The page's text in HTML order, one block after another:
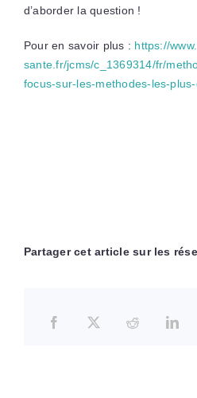
d’aborder la question !
Pour en savoir plus : https://
sante.fr/jcms/c_1369314/fr/
focus-sur-les-methodes-les-
Partager cet article sur les